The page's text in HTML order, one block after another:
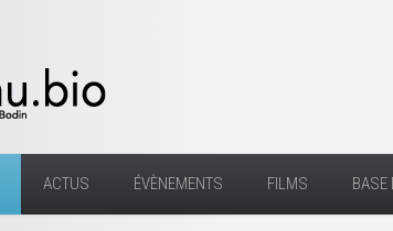
ACTUS ÉVÈNEMENTS FILMS BASE